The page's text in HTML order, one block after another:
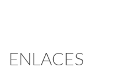
ENLACES